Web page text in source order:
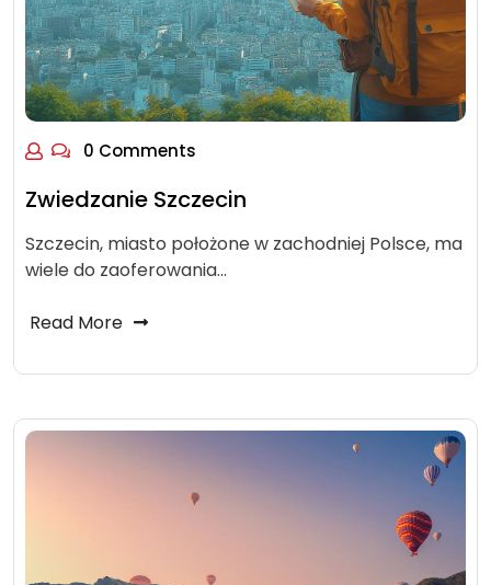
0 Comments
Zwiedzanie Szczecin
Szczecin, miasto położone w zachodniej Polsce, ma
wiele do zaoferowania…
Read More